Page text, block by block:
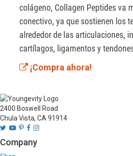
colágeno, Collagen Peptides va
conectivo, ya que sostienen los
alrededor de las articulaciones,
cartílagos, ligamentos y
¡Compra ahora!
2400 Boswell Road
Chula Vista, CA 91914
Company